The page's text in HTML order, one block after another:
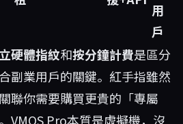
用
戶
硬體指紋和按分鐘計費是區分
副業用戶的關鍵。紅手指雖然
聯你需要購買更貴的「專屬
VMOS Pro本質是虛擬機，沒